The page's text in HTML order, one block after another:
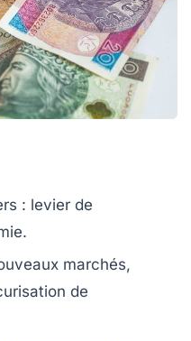
: levier de
marchés,
de